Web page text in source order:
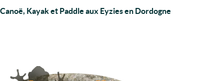
Canoë, Kayak et Paddle aux Eyzies en Dordogne